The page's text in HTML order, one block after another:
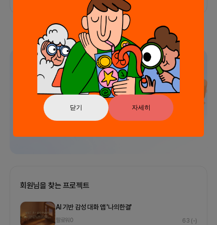
닫기 자세히
회원님을 찾는 프로젝트
AI 기반 감성 대화 앱 '나의한결'
팔로워 0 63 (-)